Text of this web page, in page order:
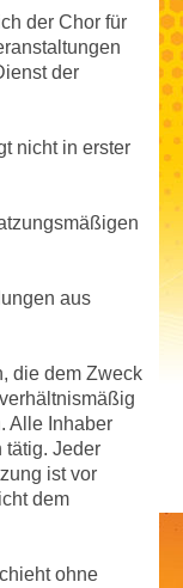
der Chor für
der
nicht in erster
aus
die dem Zweck
Alle Inhaber
tätig. Jeder
ist vor
dem
ohne